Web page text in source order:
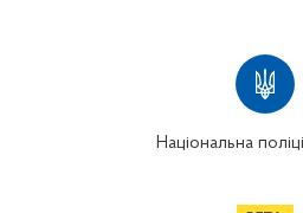
Національна